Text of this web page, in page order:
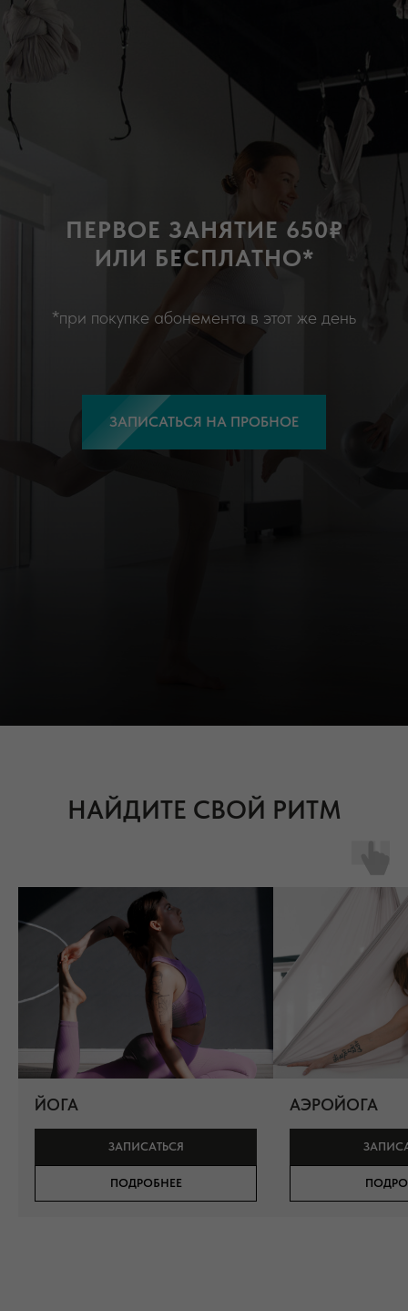
ПЕРВОЕ ЗАНЯТИЕ 650₽
ИЛИ БЕСПЛАТНО*
*при покупке абонемента в этот же день
ЗАПИСАТЬСЯ НА ПРОБНОЕ
НАЙДИТЕ СВОЙ РИТМ
ЙОГА
ЗАПИСАТЬСЯ
ПОДРОБНЕЕ
АЭРОЙОГА